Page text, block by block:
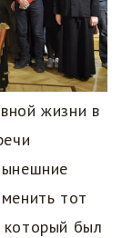
жизни в
тот
который был